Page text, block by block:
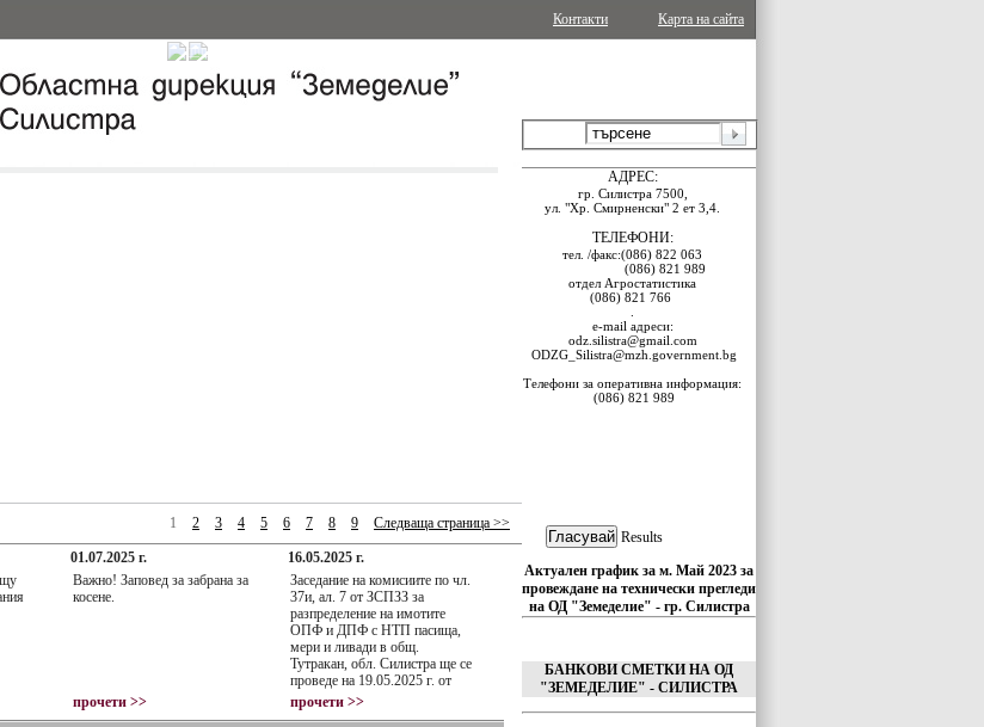
Карта на сайта
Контакти
01.07.2025 г.
Важно! Заповед за забрана за
косене.
прочети >>
16.05.2025 г.
Заседание на комисиите по чл.
37и, ал. 7 от ЗСПЗЗ за
разпределение на имотите
ОПФ и ДПФ с НТП пасища,
мери и ливади в общ.
Тутракан, обл. Силистра ще се
проведе на 19.05.2025 г. от
10:00 часа в заседателната зала
на общинска администрация
прочети >>
1 2 3 4 5 6 7 8 9 Следваща страница >>
АДРЕС:
гр. Силистра 7500,
ул. "Хр. Смирненски" 2 ет 3,4
ТЕЛЕФОНИ:
тел. /факс:(086) 822 063
(086) 821 989
отдел Агростатистика
(086) 821 766
e-mail адреси:
odz.silistra@gmail.com
ODZG_Silistra@mzh.government.bg
Телефони за оперативна информация:
(086) 821 989
Results
Актуален график за м. Май 2023 за
провеждане на технически прегледи
на ОД "Земеделие" - гр. Силистра
БАНКОВИ СМЕТКИ НА ОД
"ЗЕМЕДЕЛИЕ" - СИЛИСТРА